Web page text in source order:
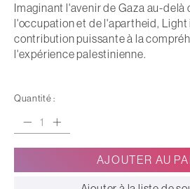
Imaginant l'avenir de Gaza au-delà
l'occupation et de l'apartheid, Light
contribution puissante à la
l'expérience palestinienne.
Quantité :
AJOUTER AU